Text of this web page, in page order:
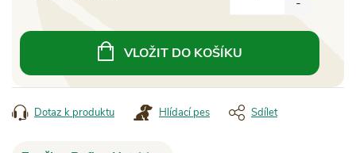
cena:
VLOŽIT DO KOŠÍKU
Dotaz k produktu Hlídací pes Sdílet